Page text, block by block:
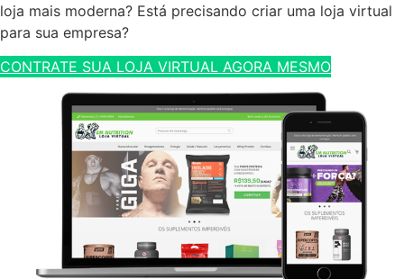
loja mais moderna? Está precisando criar uma loja virtual
para sua empresa?
CONTRATE SUA LOJA VIRTUAL AGORA MESMO